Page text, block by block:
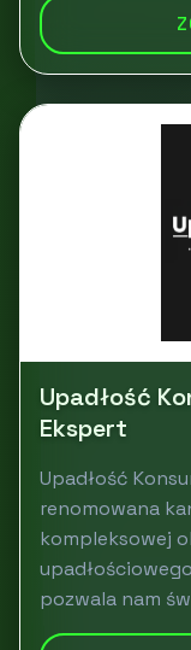
Upadłość
Ekspert
Upadłość
renomowana
kompleksowej
pozwala nam